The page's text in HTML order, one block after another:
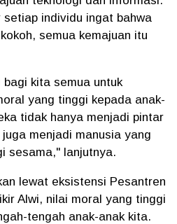
individu ingat bahwa
semua kemajuan itu
kita semua untuk
yang tinggi kepada anak-
tidak hanya menjadi pintar
menjadi manusia yang
sesama," lanjutnya.
lewat eksistensi Pesantren
Alwi, nilai moral yang tinggi
tengah anak-anak kita.